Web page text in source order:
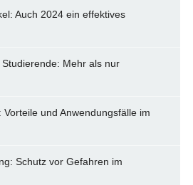
Auch 2024 ein effektives
Mehr als nur
und Anwendungsfälle im
Schutz vor Gefahren im